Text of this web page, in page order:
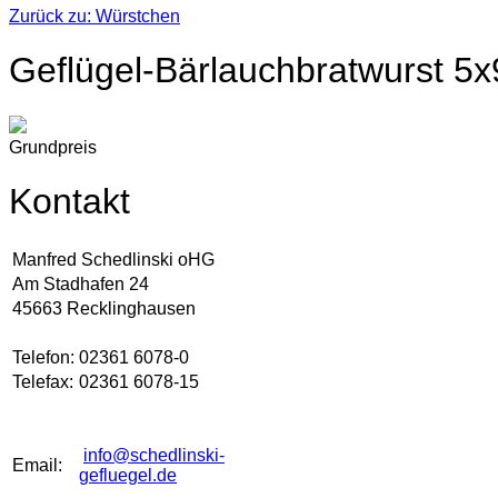
Zurück zu: Würstchen
Geflügel-Bärlauchbratwurst
Grundpreis
Kontakt
Manfred Schedlinski oHG
Am Stadhafen 24
45663 Recklinghausen
Telefon: 02361 6078-0
Telefax: 02361 6078-15
Email:
info@schedlinski-
gefluegel.de